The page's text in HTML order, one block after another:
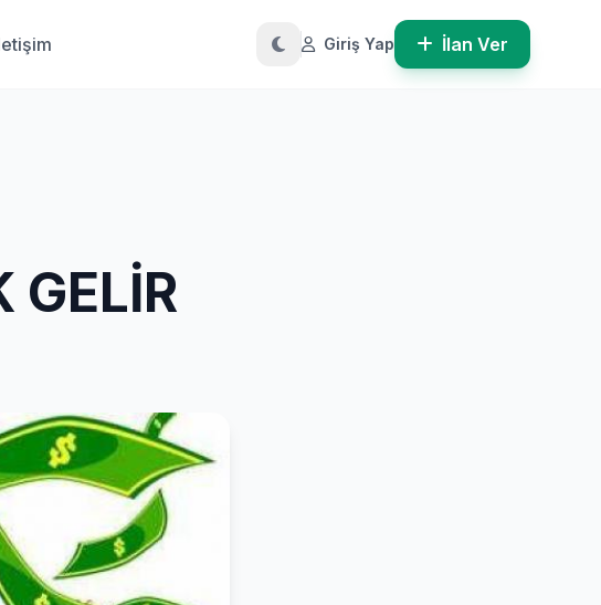
Giriş Yap İlan Ver
GELİR